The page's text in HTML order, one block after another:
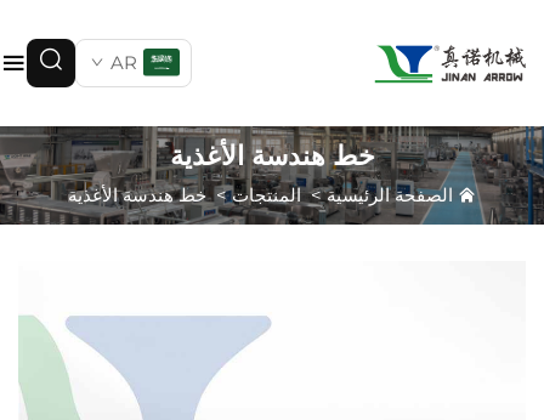
AR
خط هندسة الأغذية
الصفحة الرئيسية>المنتجات>خط هندسة الأغذية